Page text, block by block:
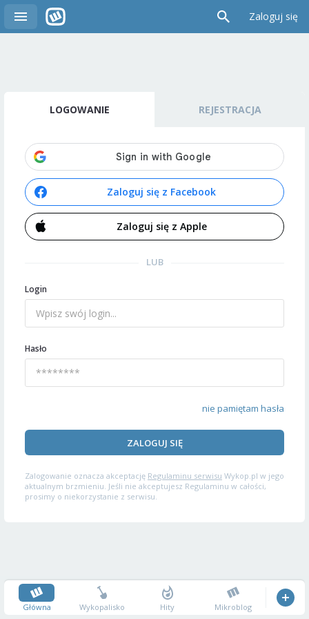
Zaloguj się
LOGOWANIE REJESTRACJA
Zaloguj się z Facebook
Zaloguj się z Apple
LUB
Login
Hasło
nie pamiętam hasła
ZALOGUJ SIĘ
Zalogowanie oznacza akceptację Regulaminu serwisu Wykop.pl w jego
aktualnym brzmieniu. Jeśli nie akceptujesz Regulaminu w całości,
prosimy o niekorzystanie z serwisu.
Główna Wykopalisko Hity Mikroblog